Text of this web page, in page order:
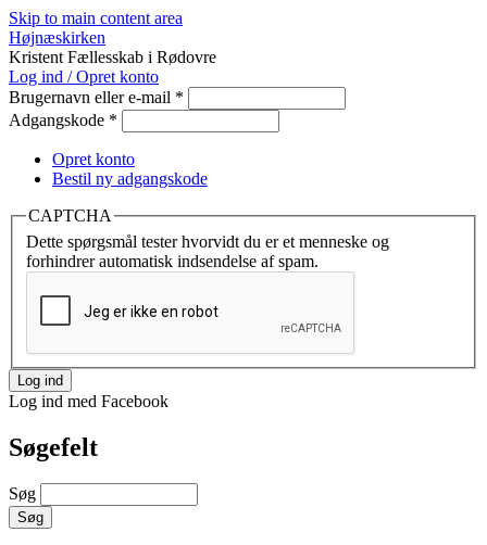
Skip to main content area
Højnæskirken
Kristent Fællesskab i Rødovre
Log ind / Opret konto
Brugernavn eller e-mail *
Adgangskode *
Opret konto
Bestil ny adgangskode
CAPTCHA
Dette spørgsmål tester hvorvidt du er et menneske og
forhindrer automatisk indsendelse af spam.
Log ind med Facebook
Søgefelt
Søg